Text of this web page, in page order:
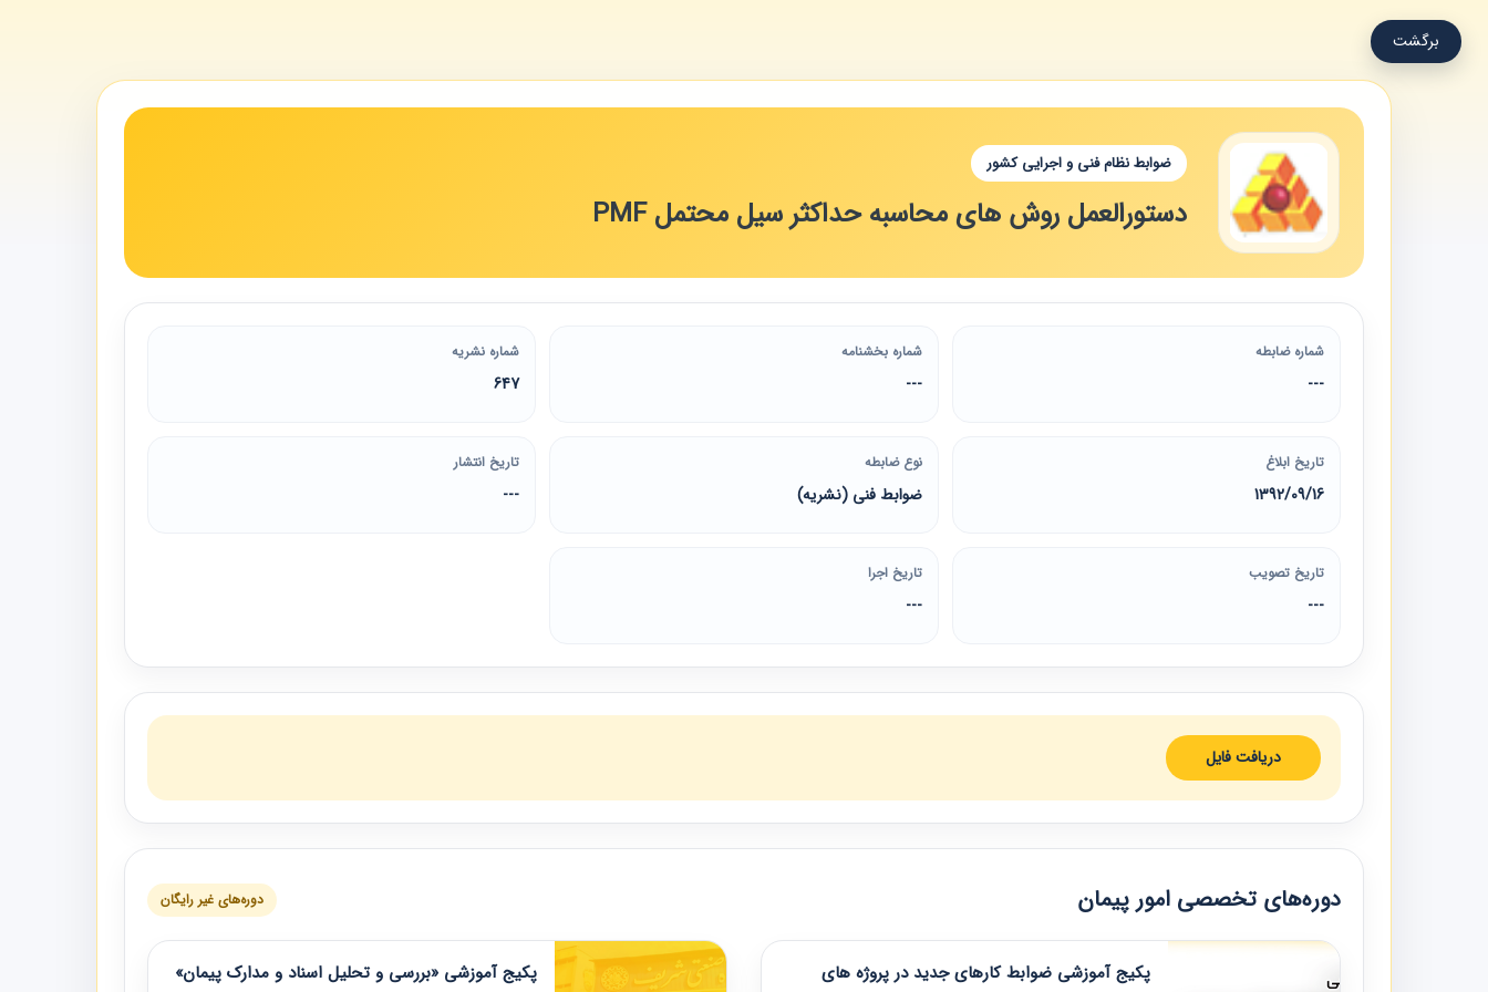
برگشت
ضوابط نظام فنی و اجرایی کشور
دستورالعمل روش های محاسبه حداکثر سیل محتمل PMF
شماره ضابطه
---
شماره بخشنامه
---
شماره نشریه
647
تاریخ ابلاغ
1392/09/16
نوع ضابطه
ضوابط فنی (نشریه)
تاریخ انتشار
---
تاریخ تصویب
---
تاریخ اجرا
---
دریافت فایل
دوره‌های تخصصی امور پیمان دوره‌های غیر رایگان
پکیج آموزشی ضوابط کارهای جدید در پروژه های
پکیج آموزشی «بررسی و تحلیل اسناد و مدارک پیمان»